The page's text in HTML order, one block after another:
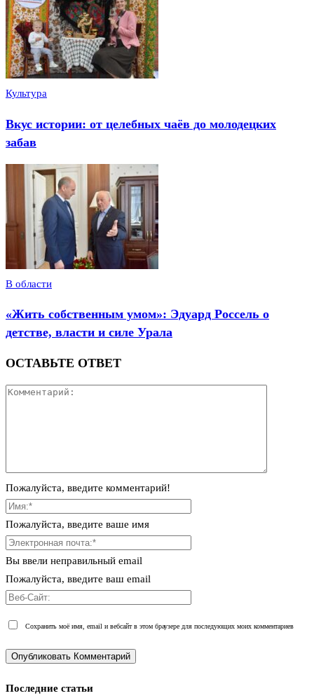
Культура
Вкус истории: от целебных чаёв до молодецких
забав
В области
«Жить собственным умом»: Эдуард Россель о
детстве, власти и силе Урала
ОСТАВЬТЕ ОТВЕТ
Пожалуйста, введите комментарий!
Пожалуйста, введите ваше имя
Вы ввели неправильный email
Пожалуйста, введите ваш email
Сохранить моё имя, email и вебсайт в этом браузере для последующих моих комментариев
Последние статьи